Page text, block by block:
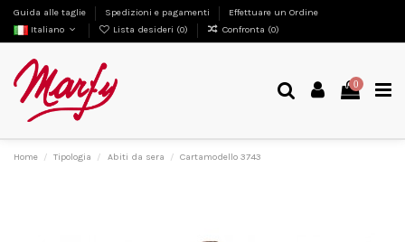
Guida alle taglie Spedizioni e pagamenti
Effettuare un Ordine
Italiano
Lista desideri (0) Confronta (0)
0
Home Tipologia Abiti da sera Cartamodello 3743